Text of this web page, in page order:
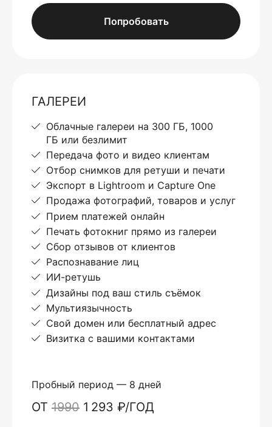
Попробовать
ГАЛЕРЕИ
Облачные галереи на 300 ГБ, 1000
ГБ или безлимит
Передача фото и видео клиентам
Отбор снимков для ретуши и печати
Экспорт в Lightroom и Capture One
Продажа фотографий, товаров и услуг
Прием платежей онлайн
Печать фотокниг прямо из галереи
Сбор отзывов от клиентов
Распознавание лиц
ИИ-ретушь
Дизайны под ваш стиль съёмок
Мультиязычность
Свой домен или бесплатный адрес
Визитка с вашими контактами
Пробный период — 8 дней
ОТ 1990 1 293 ₽/ГОД